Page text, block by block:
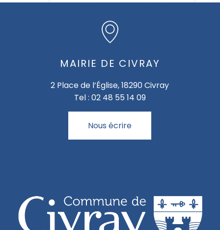
MAIRIE DE CIVRAY
2 Place de l’Église, 18290 Civray
Tel : 02 48 55 14 09
Nous écrire